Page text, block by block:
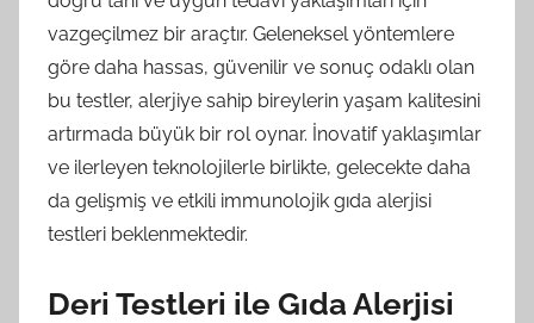
vazgeçilmez bir araçtır. Geleneksel yöntemlere
göre daha hassas, güvenilir ve sonuç odaklı olan
bu testler, alerjiye sahip bireylerin yaşam kalitesini
artırmada büyük bir rol oynar. İnovatif yaklaşımlar
ve ilerleyen teknolojilerle birlikte, gelecekte daha
da gelişmiş ve etkili immunolojik gıda alerjisi
testleri beklenmektedir.
Deri Testleri ile Gıda Alerjisi